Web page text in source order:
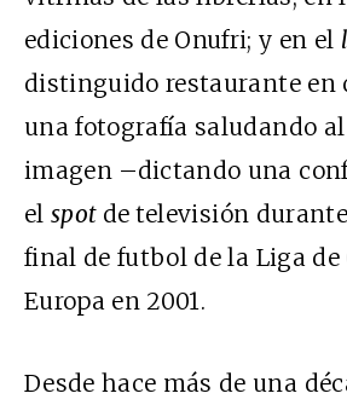
ediciones de Onufri; y en el
distinguido restaurante en
una fotografía saludando al
imagen –dictando una
elspot de televisión durante
final de futbol de la Liga de
Europa en 2001.
Desde hace más de una